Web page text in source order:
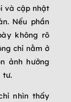
và cập nhật
Nếu phần
không rõ
chỉ nằm ở
ảnh hưởng
tư.
nhìn thấy